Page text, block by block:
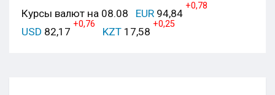
Курсы валют на 08.08 EUR 94,84
+0,78
USD 82,17
+0,76
KZT 17,58
+0,25